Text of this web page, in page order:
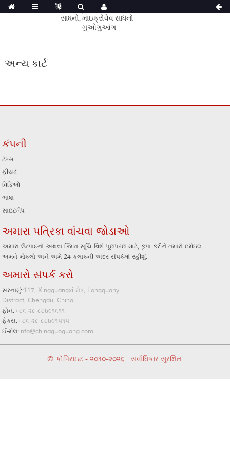
અન્ય કાર્ટ
કંપની
ટૅગ્સ
ફીચર્ડ
વિડિઓ
ભાષા
સાઇટમેપ
અમારા પત્રિકા વાંચવા જોડાઓ
અમારા ઉત્પાદનો અથવા કિંમત સૂચિ વિશે પૂછપરછ માટે, કૃપા કરીને તમારો ઇમેઇલ
અમને મોકલો અને અમે 24 કલાકની અંદર સંપર્કમાં રહીશું.
અમારો સંપર્ક કરો
સરનામું::117, Xingguangxi રોડ, Longquanyi
Distract, Chengdu, China
ફોન:+૮૬-૨૮-૮૮૪૯૧૬૧૧
ફેક્સ:+૮૬-૨૮-૮૮૪૯૧૫૧૫
ઈ-મેલ:info@chinaguoguang.com
© કૉપિરાઇટ - ૨૦૧૦-૨૦૨૬ : સર્વાધિકાર સુરક્ષિત.